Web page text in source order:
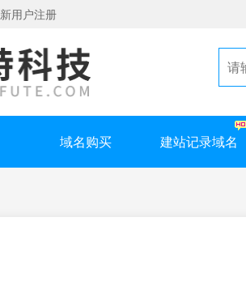
新用户注册
域名购买 建站记录域名